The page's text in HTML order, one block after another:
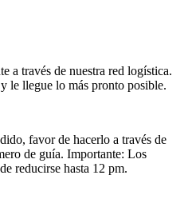
a través de nuestra red logística.
le llegue lo más pronto posible.
favor de hacerlo a través de
de guía. Importante: Los
reducirse hasta 12 pm.